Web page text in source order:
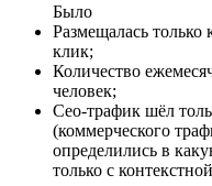
Было
Размещалась только
клик;
Количество
человек;
Сео-трафик шёл
(коммерческого
определились в
только с